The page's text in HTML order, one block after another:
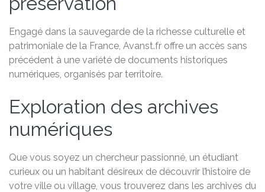
Engagé dans la sauvegarde de la richesse culturelle et
patrimoniale de la France, Avanst.fr offre un accès sans
précédent à une variété de documents historiques
numériques, organisés par territoire.
Exploration des archives
numériques
Que vous soyez un chercheur passionné, un étudiant
curieux ou un habitant désireux de découvrir l’histoire de
votre ville ou village, vous trouverez dans les archives du